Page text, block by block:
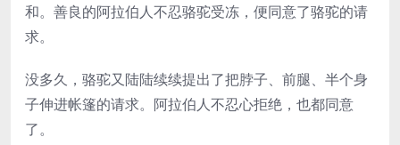
和。善良的阿拉伯人不忍骆驼受冻，便同意了骆驼的请
求。
没多久，骆驼又陆陆续续提出了把脖子、前腿、半个身
子伸进帐篷的请求。阿拉伯人不忍心拒绝，也都同意
了。